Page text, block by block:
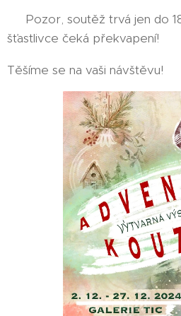
🎉 Pozor, soutěž trvá jen do
šťastlivce čeká překvapení!
Těšíme se na vaši návštěvu! 😊